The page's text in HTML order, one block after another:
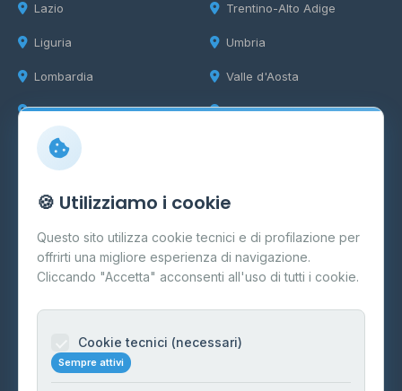
Lazio
Liguria
Lombardia
Marche
Trentino-Alto Adige
Umbria
Valle d'Aosta
Veneto
Info
Cos'è il GPL
FAQ
Contatti
Informazioni legali
🍪 Utilizziamo i cookie
Questo sito utilizza cookie tecnici e di profilazione per
offrirti una migliore esperienza di navigazione.
Cliccando "Accetta" acconsenti all'uso di tutti i cookie.
Cookie tecnici (necessari)
Sempre attivi